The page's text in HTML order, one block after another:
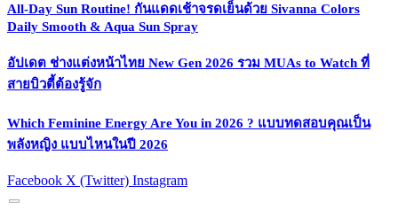
All-Day Sun Routine! กันแดดเช้าจรดเย็นด้วย Sivanna Colors
Daily Smooth & Aqua Sun Spray
อัปเดต ช่างแต่งหน้าไทย New Gen 2026 รวม MUAs to Watch ที่
สายบิวตี้ต้องรู้จัก
Which Feminine Energy Are You in 2026 ? แบบทดสอบคุณเป็น
พลังหญิง แบบไหนในปี 2026
Facebook X (Twitter) Instagram